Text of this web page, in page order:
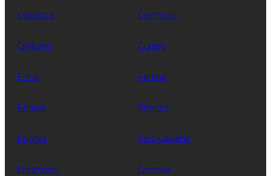
Cosenza Cremona
Crotone Cuneo
Enna Fermo
Ferrara Firenze
Foggia Forli-Cesena
Frosinone Genova